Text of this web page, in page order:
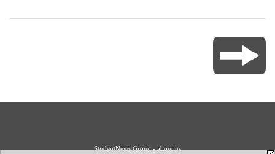
StudentNews Group - about us